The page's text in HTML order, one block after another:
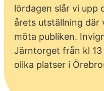
lördagen slår vi upp
årets utställning där
möta publiken.
Järntorget från kl
olika platser i